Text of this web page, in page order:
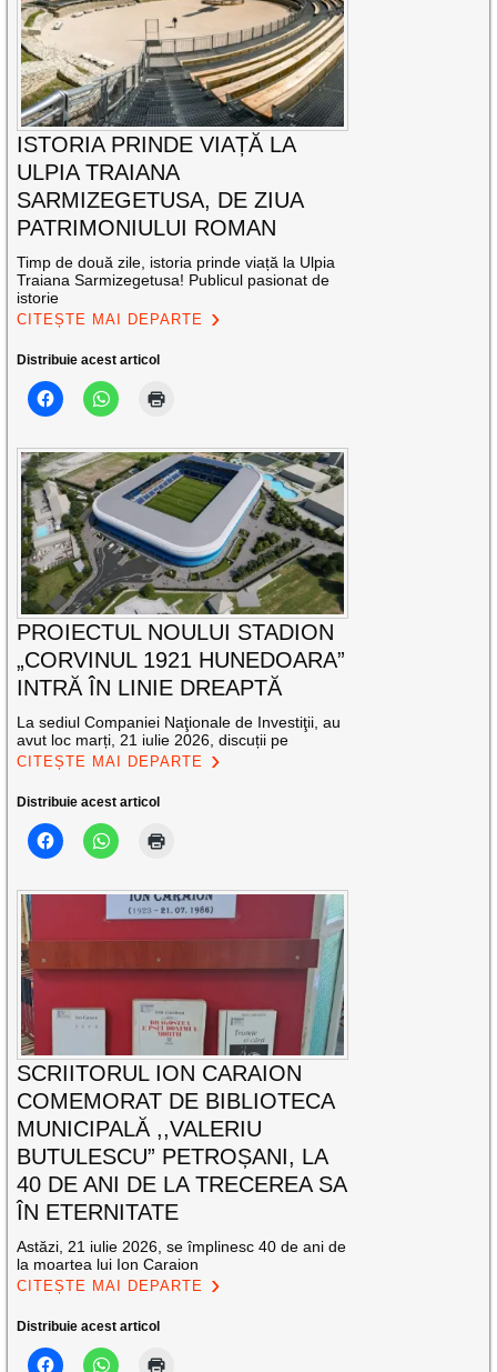
ISTORIA PRINDE VIAȚĂ LA
ULPIA TRAIANA
SARMIZEGETUSA, DE ZIUA
PATRIMONIULUI ROMAN
Timp de două zile, istoria prinde viață la Ulpia
Traiana Sarmizegetusa! Publicul pasionat de
istorie
CITEȘTE MAI DEPARTE
Distribuie acest articol
PROIECTUL NOULUI STADION
„CORVINUL 1921 HUNEDOARA”
INTRĂ ÎN LINIE DREAPTĂ
La sediul Companiei Naţionale de Investiţii, au
avut loc marți, 21 iulie 2026, discuții pe
CITEȘTE MAI DEPARTE
Distribuie acest articol
SCRIITORUL ION CARAION
COMEMORAT DE BIBLIOTECA
MUNICIPALĂ ,,VALERIU
BUTULESCU” PETROȘANI, LA
40 DE ANI DE LA TRECEREA SA
ÎN ETERNITATE
Astăzi, 21 iulie 2026, se împlinesc 40 de ani de
la moartea lui Ion Caraion
CITEȘTE MAI DEPARTE
Distribuie acest articol